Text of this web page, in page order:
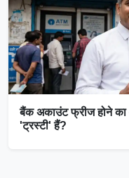
बैंक अकाउंट फ्रीज होने का
'ट्रस्टी' हैं?